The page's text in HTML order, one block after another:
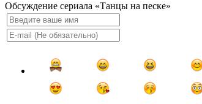
Обсуждение сериала «Танцы на песке»